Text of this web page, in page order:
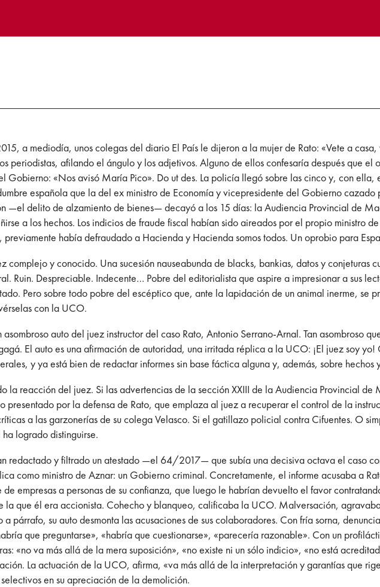
a mediodía, unos colegas del diario El País le dijeron a la mujer de Rato: «Vete a
periodistas, afilando el ángulo y los adjetivos. Alguno de ellos confesaría después que
Gobierno: «Nos avisó María Pico». Do ut des. La policía llegó sobre las cinco y, con
española que la del ex ministro de Economía y vicepresidente del Gobierno cazado
—el delito de alzamiento de bienes— decayó a los 15 días: la Audiencia Provincial de
a los hechos. Los indicios de fraude fiscal habían sido aireados por el propio ministro
había defraudado a Hacienda y Hacienda somos todos. Un oprobio para
complejo y conocido. Una sucesión nauseabunda de blacks, bankias, datos y conjeturas
Ruin. Despreciable. Indecente… Pobre del editorialista que aspire a impresionar a sus
Pero sobre todo pobre del escéptico que, ante la lapidación de un animal inerme, se
con la UCO.
asombroso auto del juez instructor del caso Rato, Antonio Serrano-Arnal. Tan asombroso
El auto es una afirmación de autoridad, una irritada réplica a la UCO: ¡El juez soy
y ya está bien de redactar informes sin base fáctica alguna y, además, sobre hechos
la reacción del juez. Si las advertencias de la sección XXIII de la Audiencia Provincial
presentado por la defensa de Rato, que emplaza al juez a recuperar el control de la
a las garzonerías de su colega Velasco. Si el gatillazo policial contra Cifuentes. O
logrado distinguirse.
redactado y filtrado un atestado —el 64/2017— que subía una decisiva octava el caso
como ministro de Aznar: un Gobierno criminal. Concretamente, el informe acusaba a
empresas a personas de su confianza, que luego le habrían devuelto el favor
la que él era accionista. Cohecho y blanqueo, calificaba la UCO. Malversación,
a párrafo, su auto desmonta las acusaciones de sus colaboradores. Con fría sorna,
que preguntarse», «habría que cuestionarse», «parecería razonable». Con un
«no va más allá de la mera suposición», «no existe ni un sólo indicio», «no está
La actuación de la UCO, afirma, «va más allá de la interpretación y garantías que
en su apreciación de la demolición.